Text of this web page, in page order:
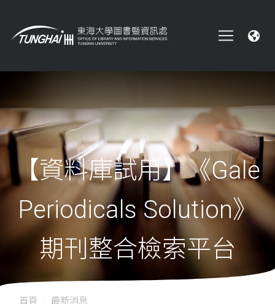
【資料庫試用】《Gale
Periodicals Solution》
期刊整合檢索平台
首頁
最新消息